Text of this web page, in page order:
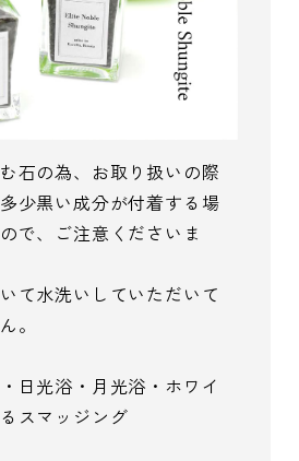
石の為、お取り扱いの際
少黒い成分が付着する場
で、ご注意くださいま
て水洗いしていただいて
。
日光浴・月光浴・ホワイ
スマッジング